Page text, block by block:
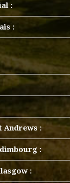
:
:
Andrews :
:
: